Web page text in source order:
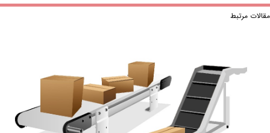
مرتبط